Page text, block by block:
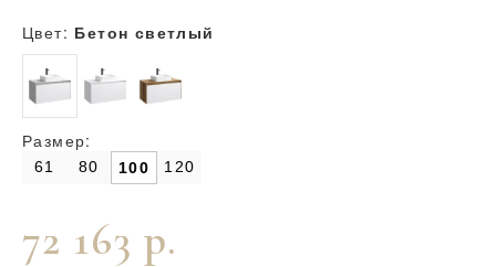
72 163 р.
Цвет: Бетон светлый
Размер:
61 80 100 120